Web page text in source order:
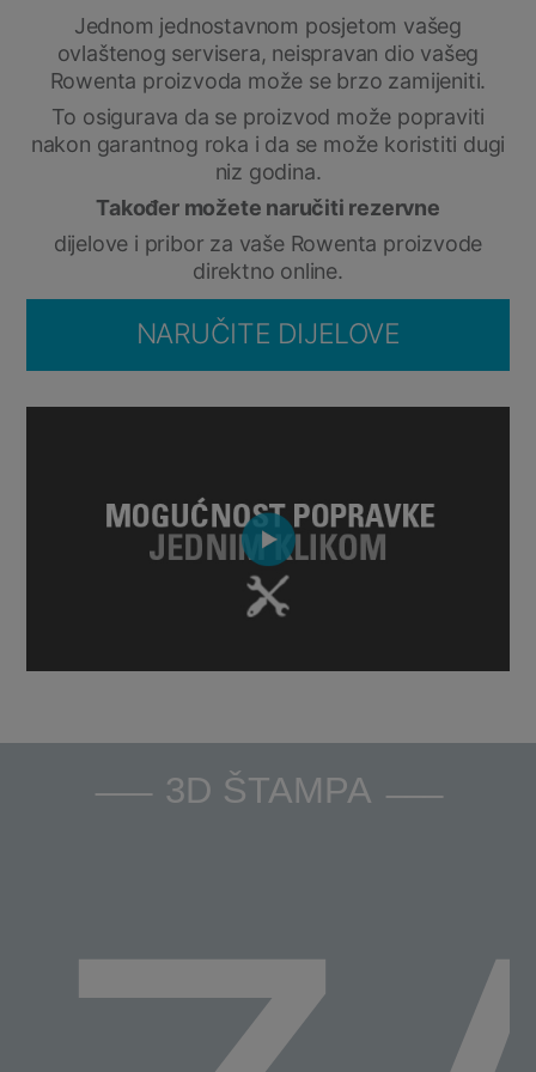
Jednom jednostavnom posjetom vašeg
ovlaštenog servisera, neispravan dio vašeg
Rowenta proizvoda može se brzo zamijeniti.
To osigurava da se proizvod može popraviti
nakon garantnog roka i da se može koristiti dugi
niz godina.
Također možete naručiti rezervne
dijelove i pribor za vaše Rowenta proizvode
direktno online.
NARUČITE DIJELOVE
3D ŠTAMPA